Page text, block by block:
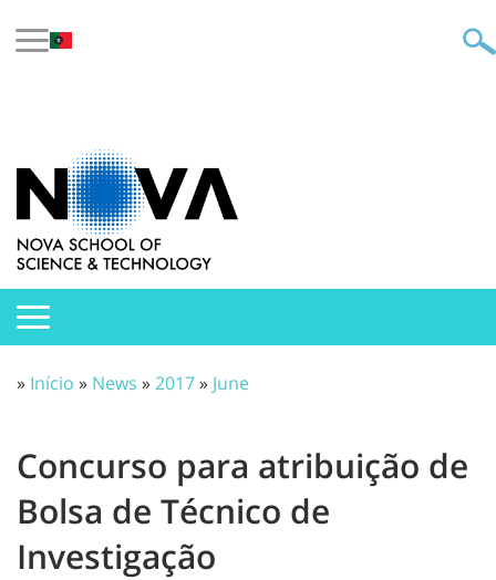
» Início » News »2017» June
Concurso para atribuição de
Bolsa de Técnico de
Investigação